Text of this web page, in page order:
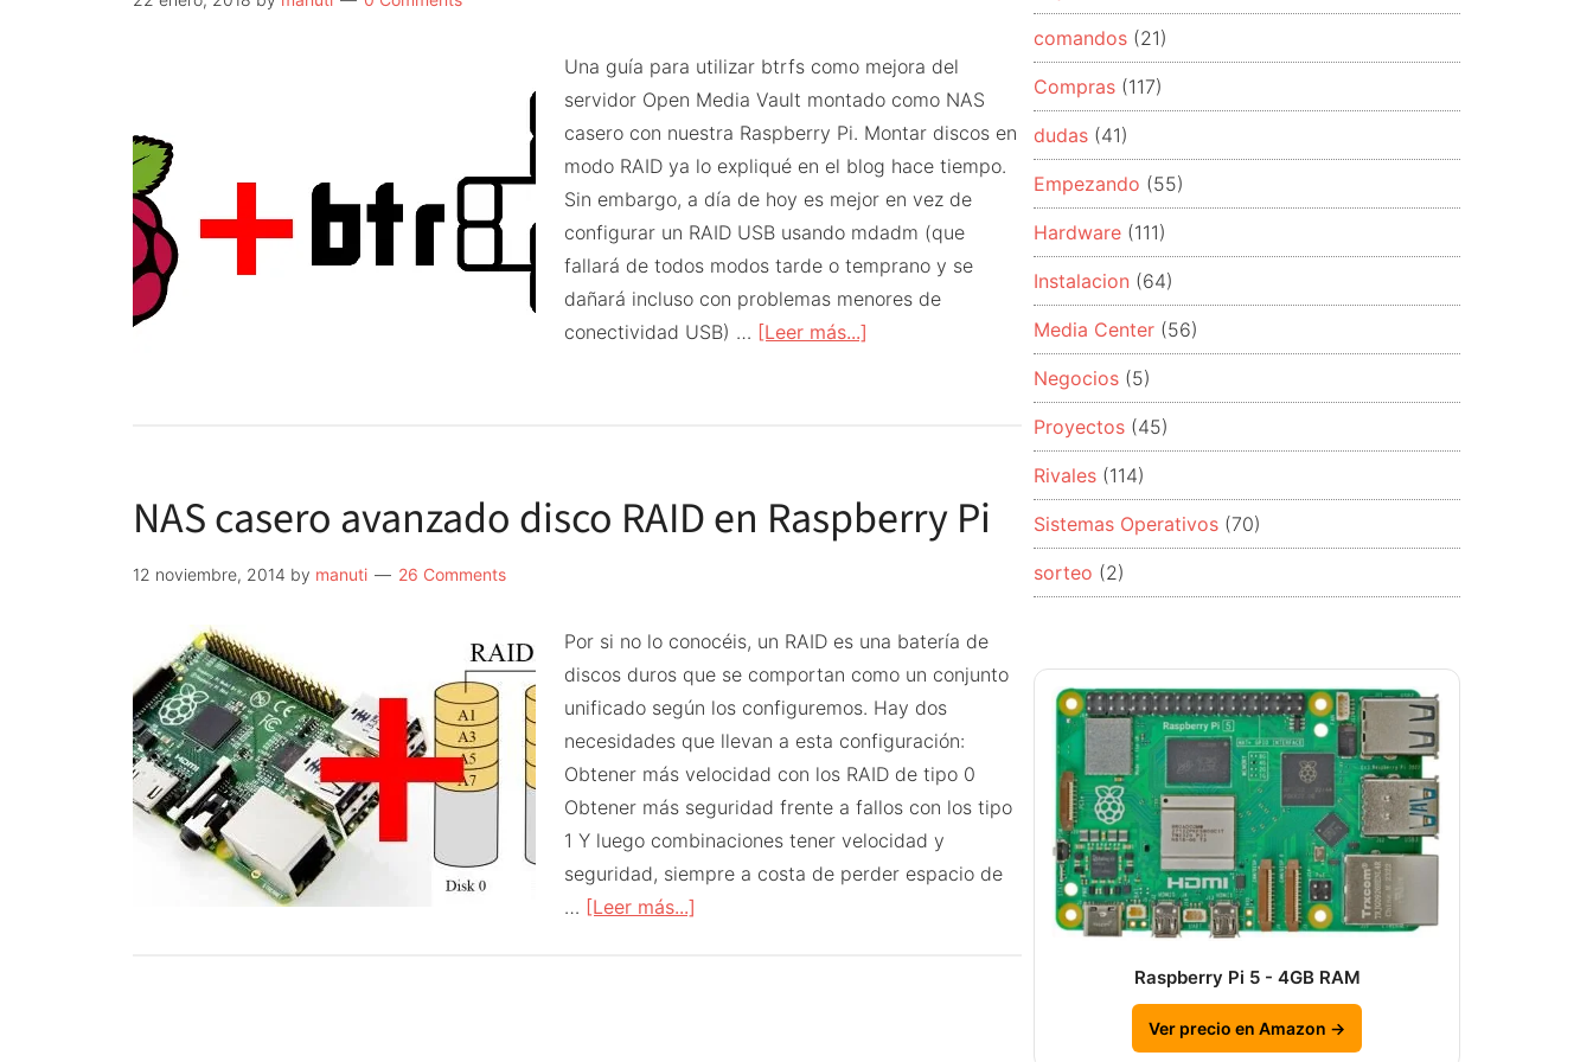
Una guía para utilizar btrfs como mejora del
servidor Open Media Vault montado como NAS
casero con nuestra Raspberry Pi. Montar discos en
modo RAID ya lo expliqué en el blog hace tiempo.
Sin embargo, a día de hoy es mejor en vez de
configurar un RAID USB usando mdadm (que
fallará de todos modos tarde o temprano y se
dañará incluso con problemas menores de
conectividad USB) … [Leer más...]
Pi
Media
NAS casero avanzado disco RAID en Raspberry Pi
12 noviembre, 2014 by manuti 26 Comments
Por si no lo conocéis, un RAID es una batería de
discos duros que se comportan como un conjunto
unificado según los configuremos. Hay dos
necesidades que llevan a esta configuración:
Obtener más velocidad con los RAID de tipo 0
Obtener más seguridad frente a fallos con los tipo
1 Y luego combinaciones tener velocidad y
seguridad, siempre a costa de perder espacio de
… [Leer más...]
comandos (21)
Compras (117)
dudas (41)
Empezando (55)
Hardware (111)
Instalacion (64)
Media Center (56)
Negocios (5)
Proyectos (45)
Rivales (114)
Sistemas Operativos (70)
sorteo (2)
Raspberry Pi 5 - 4GB RAM
Ver precio en Amazon →